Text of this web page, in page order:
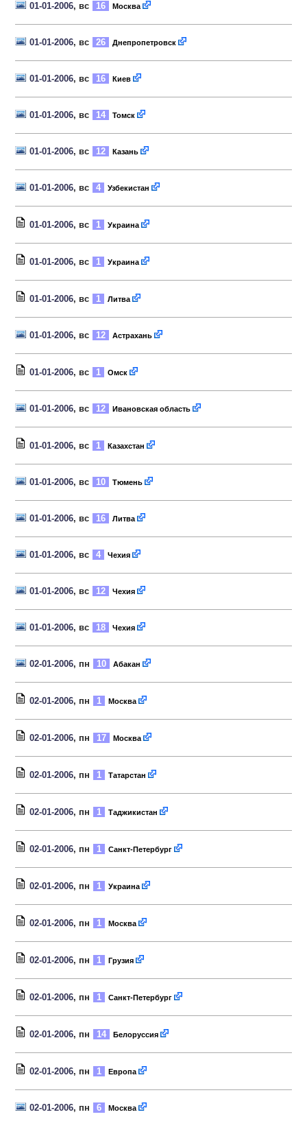
01-01-2006, вс 16 Москва
01-01-2006, вс 26 Днепропетровск
01-01-2006, вс 16 Киев
01-01-2006, вс 14 Томск
01-01-2006, вс 12 Казань
01-01-2006, вс 4 Узбекистан
01-01-2006, вс 1 Украина
01-01-2006, вс 1 Украина
01-01-2006, вс 1 Литва
01-01-2006, вс 12 Астрахань
01-01-2006, вс 1 Омск
01-01-2006, вс 12 Ивановская область
01-01-2006, вс 1 Казахстан
01-01-2006, вс 10 Тюмень
01-01-2006, вс 16 Литва
01-01-2006, вс 4 Чехия
01-01-2006, вс 12 Чехия
01-01-2006, вс 18 Чехия
02-01-2006, пн 10 Абакан
02-01-2006, пн 1 Москва
02-01-2006, пн 17 Москва
02-01-2006, пн 1 Татарстан
02-01-2006, пн 1 Таджикистан
02-01-2006, пн 1 Санкт-Петербург
02-01-2006, пн 1 Украина
02-01-2006, пн 1 Москва
02-01-2006, пн 1 Грузия
02-01-2006, пн 1 Санкт-Петербург
02-01-2006, пн 14 Белоруссия
02-01-2006, пн 1 Европа
02-01-2006, пн 6 Москва